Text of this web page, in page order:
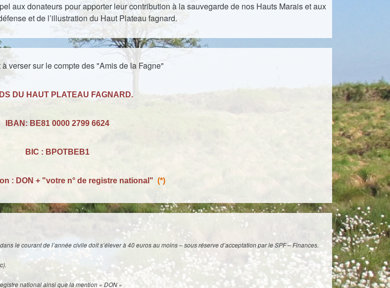
aux donateurs pour apporter leur contribution à la sauvegarde de nos Hauts Marais et aux
et de l’illustration du Haut Plateau fagnard.
verser sur le compte des "Amis de la Fagne"
DU HAUT PLATEAU FAGNARD.
IBAN: BE81 0000 2799 6624
BIC : BPOTBEB1
: DON + "votre n° de registre national" (*)
le courant de l’année civile doit s’élever à 40 euros au moins – sous réserve d’acceptation par le SPF – Finances.
national ainsi que la mention « DON »